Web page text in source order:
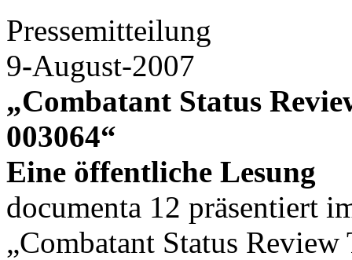
Pressemitteilung
9-August-2007
„Combatant Status
003064“
Eine öffentliche Lesung
documenta 12 präsentiert
„Combatant Status